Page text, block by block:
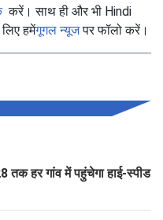
करें। साथ ही और भी Hindi
हमेंगूगल न्यूजपर फॉलो करें।
तक हर गांव में पहुंचेगा हाई-स्पीड